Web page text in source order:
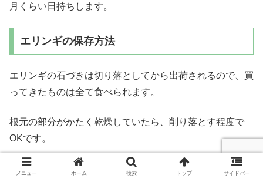
月くらい日持ちします。
エリンギの保存方法
エリンギの石づきは切り落としてから出荷されるので、買
ってきたものは全て食べられます。
根元の部分がかたく乾燥していたら、削り落とす程度で
OKです。
メニュー ホーム 検索 トップ サイドバー